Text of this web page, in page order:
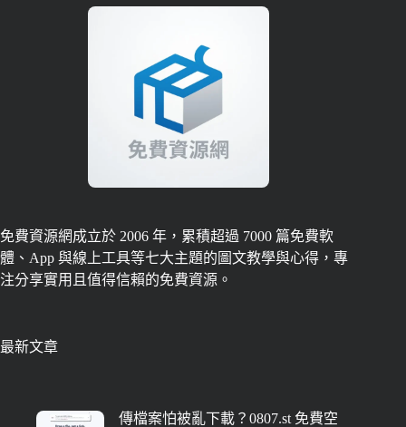
免費資源網成立於 2006 年，累積超過 7000 篇免費軟
體、App 與線上工具等七大主題的圖文教學與心得，專
注分享實用且值得信賴的免費資源。
最新文章
傳檔案怕被亂下載？0807.st 免費空